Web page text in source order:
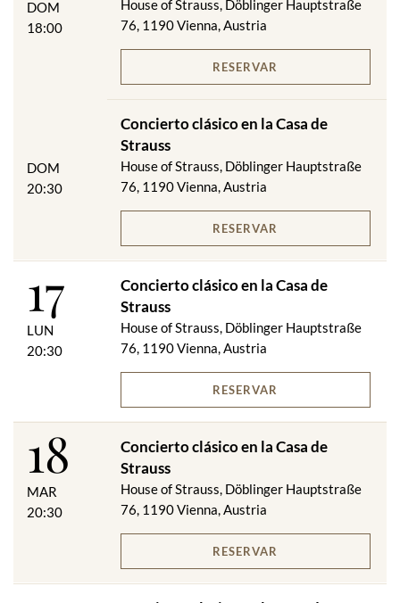
DOM
18:00
House of Strauss, Döblinger Hauptstraße
76, 1190 Vienna, Austria
RESERVAR
DOM
20:30
Concierto clásico en la Casa de
Strauss
House of Strauss, Döblinger Hauptstraße
76, 1190 Vienna, Austria
RESERVAR
17
LUN
20:30
Concierto clásico en la Casa de
Strauss
House of Strauss, Döblinger Hauptstraße
76, 1190 Vienna, Austria
RESERVAR
18
MAR
20:30
Concierto clásico en la Casa de
Strauss
House of Strauss, Döblinger Hauptstraße
76, 1190 Vienna, Austria
RESERVAR